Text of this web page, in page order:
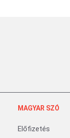
MAGYAR SZÓ
Előfizetés